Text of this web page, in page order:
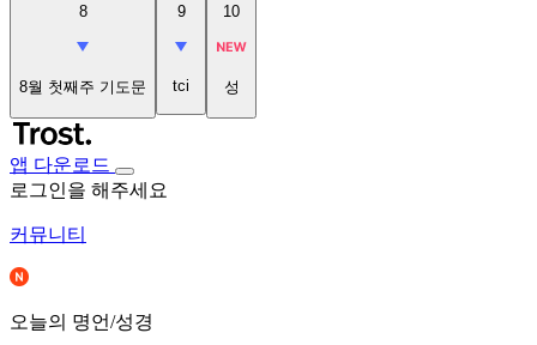
8
8월 첫째주 기도문
9
tci
10
성
앱 다운로드
로그인을 해주세요
커뮤니티
오늘의 명언/성경